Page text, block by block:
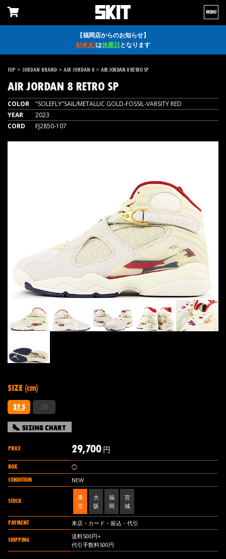
【福岡店からのお知らせ】
8/4(火)は休業日となります
MENU
TOP > JORDAN BRAND > AIR JORDAN 8 > AIR JORDAN 8 RETRO SP
AIR JORDAN 8 RETRO SP
COLOR
"SOLEFLY"SAIL/METALLIC GOLD-FOSSIL-VARSITY RED
YEAR
2023
CORD
FJ2850-107
SIZE (cm)
27.5
PRICE 29,700円
BOX ◯
CONDITION NEW
STOCK
東
京
大
阪
福
岡
宮
城
PAYMENT 来店・カード・振込・代引
SHIPPING
送料500円+
代引手数料500円